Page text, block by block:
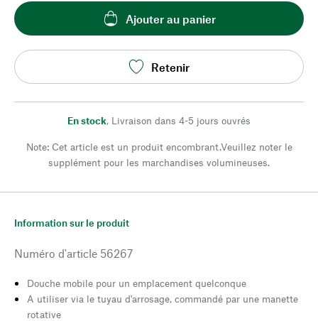
Ajouter au panier
Retenir
En stock, Livraison dans 4-5 jours ouvrés
Note: Cet article est un produit encombrant.Veuillez noter le
supplément pour les marchandises volumineuses.
Information sur le produit
Numéro d'article 56267
Douche mobile pour un emplacement quelconque
A utiliser via le tuyau d'arrosage, commandé par une manette
rotative